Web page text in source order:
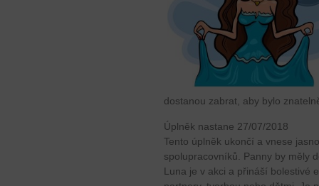
dostanou zabrat, aby bylo
Úplněk nastane 27/07/2018
Tento úplněk ukončí a vnese
spolupracovníků. Panny by měly
Luna je v akci a přináší bolestivé